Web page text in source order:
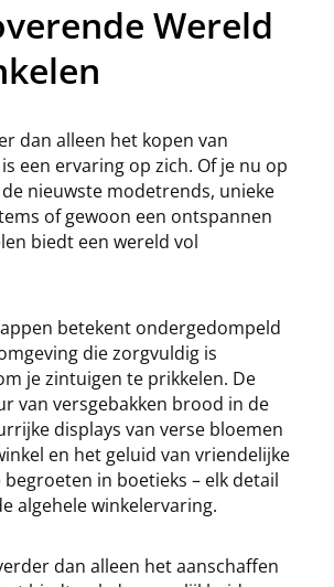
Wereld
dan alleen het kopen van
een ervaring op zich. Of je nu op
nieuwste modetrends, unieke
of gewoon een ontspannen
biedt een wereld vol
betekent ondergedompeld
die zorgvuldig is
je zintuigen te prikkelen. De
van versgebakken brood in de
displays van verse bloemen
en het geluid van vriendelijke
in boetieks – elk detail
algehele winkelervaring.
dan alleen het aanschaffen